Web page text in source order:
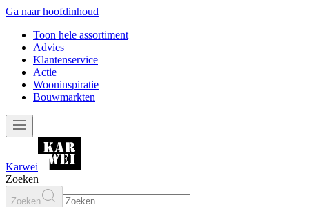
Ga naar hoofdinhoud
Toon hele assortiment
Advies
Klantenservice
Actie
Wooninspiratie
Bouwmarkten
Karwei
Zoeken
Zoeken